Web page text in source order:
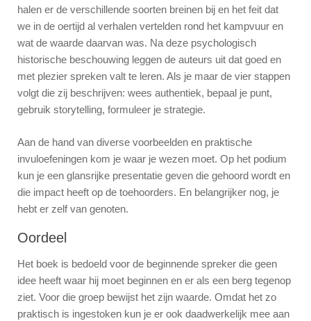
halen er de verschillende soorten breinen bij en het feit dat
we in de oertijd al verhalen vertelden rond het kampvuur en
wat de waarde daarvan was. Na deze psychologisch
historische beschouwing leggen de auteurs uit dat goed en
met plezier spreken valt te leren. Als je maar de vier stappen
volgt die zij beschrijven: wees authentiek, bepaal je punt,
gebruik storytelling, formuleer je strategie.
Aan de hand van diverse voorbeelden en praktische
invuloefeningen kom je waar je wezen moet. Op het podium
kun je een glansrijke presentatie geven die gehoord wordt en
die impact heeft op de toehoorders. En belangrijker nog, je
hebt er zelf van genoten.
Oordeel
Het boek is bedoeld voor de beginnende spreker die geen
idee heeft waar hij moet beginnen en er als een berg tegenop
ziet. Voor die groep bewijst het zijn waarde. Omdat het zo
praktisch is ingestoken kun je er ook daadwerkelijk mee aan